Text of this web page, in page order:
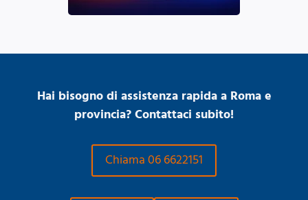
Hai bisogno di assistenza rapida a Roma e
provincia? Contattaci subito!
Chiama 06 6622151